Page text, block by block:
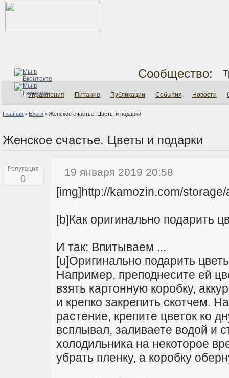
Сообщество:
Упражнения Питание Публикации События Новости
Главная › Блоги › Женское счастье. Цветы и подарки
Женское счастье. Цветы и подарки
Репутация
0 19 января 2019 20:58
[img]http://kamozin.com/
[b]Как оригинально подарить
И так: Впитываем ...
[u]Оригинально подарить
Например, преподнесите ей
взять картонную коробку,
и крепко закрепить скотчем.
растение, крепите цветок ко
всплывал, заливаете водой и
холодильника на некоторое
убрать пленку, а коробку